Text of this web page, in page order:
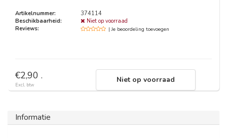
Artikelnummer:
374114
Beschikbaarheid:
Niet op voorraad
Reviews:
| Je beoordeling toevoegen
€2,90 .
Excl. btw
Niet op voorraad
Informatie